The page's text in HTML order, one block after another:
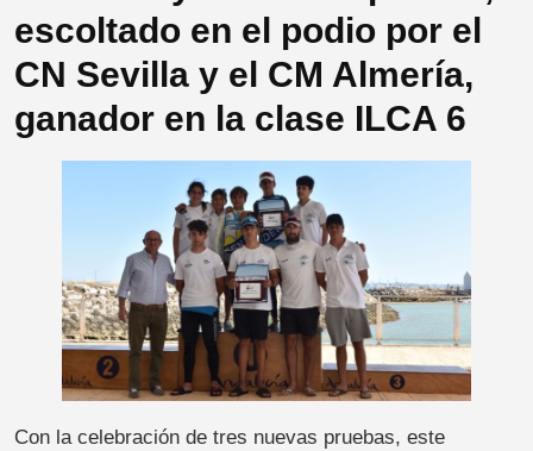
escoltado en el podio por el
CN Sevilla y el CM Almería,
ganador en la clase ILCA 6
Con la celebración de tres nuevas pruebas, este